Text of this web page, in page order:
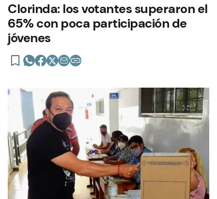
Clorinda: los votantes superaron el
65% con poca participación de
jóvenes